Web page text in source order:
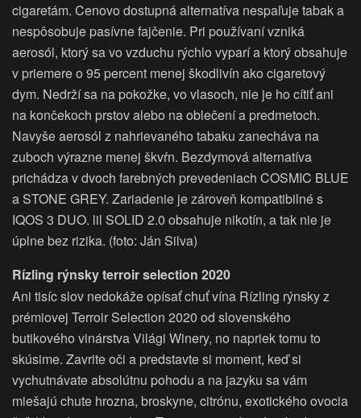
cigaretám. Cenovo dostupná alternatíva nespaľuje tabak a
nespôsobuje pasívne fajčenie. Pri používaní vzniká
aerosól, ktorý sa vo vzduchu rýchlo vyparí a ktorý obsahuje
v priemere o 95 percent menej škodlivín ako cigaretový
dym. Nedrží sa na pokožke, vo vlasoch, nie je ho cítiť ani
na končekoch prstov alebo na oblečení a predmetoch.
Navyše aerosól z nahrievaného tabaku zanecháva na
zuboch výrazne menej škvŕn. Bezdymová alternatíva
prichádza v dvoch farebných prevedeniach COSMIC BLUE
a STONE GREY. Zariadenie je zároveň kompatibilné s
IQOS 3 DUO. lil SOLID 2.0 obsahuje nikotín, a tak nie je
úplne bez rizika. (foto: Ján Silva)
Rízling rýnsky terroir selection 2020
Ani tisíc slov nedokáže opísať chuť vína Rízling rýnsky z
prémiovej Terroir Selection 2020 od slovenského
butikového vinárstva Világi Winery, no napriek tomu to
skúsime. Zavrite oči a predstavte si moment, keď si
vychutnávate absolútnu pohodu a na jazyku sa vám
miešajú chute hrozna, broskyne, citrónu, exotického ovocia